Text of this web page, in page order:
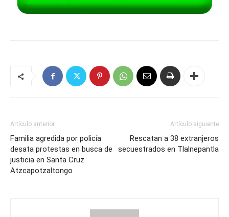
Artículo anterior
Familia agredida por policía
desata protestas en busca de
justicia en Santa Cruz
Atzcapotzaltongo
Artículo siguiente
Rescatan a 38 extranjeros
secuestrados en Tlalnepantla